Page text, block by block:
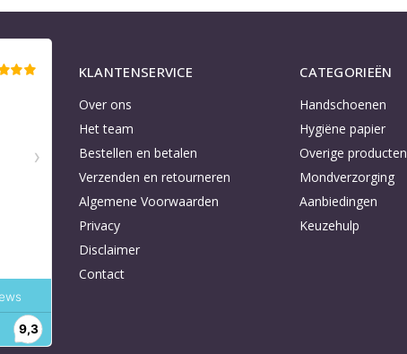
KLANTENSERVICE
Over ons
Het team
Bestellen en betalen
Verzenden en retourneren
Algemene Voorwaarden
Privacy
Disclaimer
Contact
CATEGORIEËN
Handschoenen
Hygiëne papier
Overige producten
Mondverzorging
Aanbiedingen
Keuzehulp